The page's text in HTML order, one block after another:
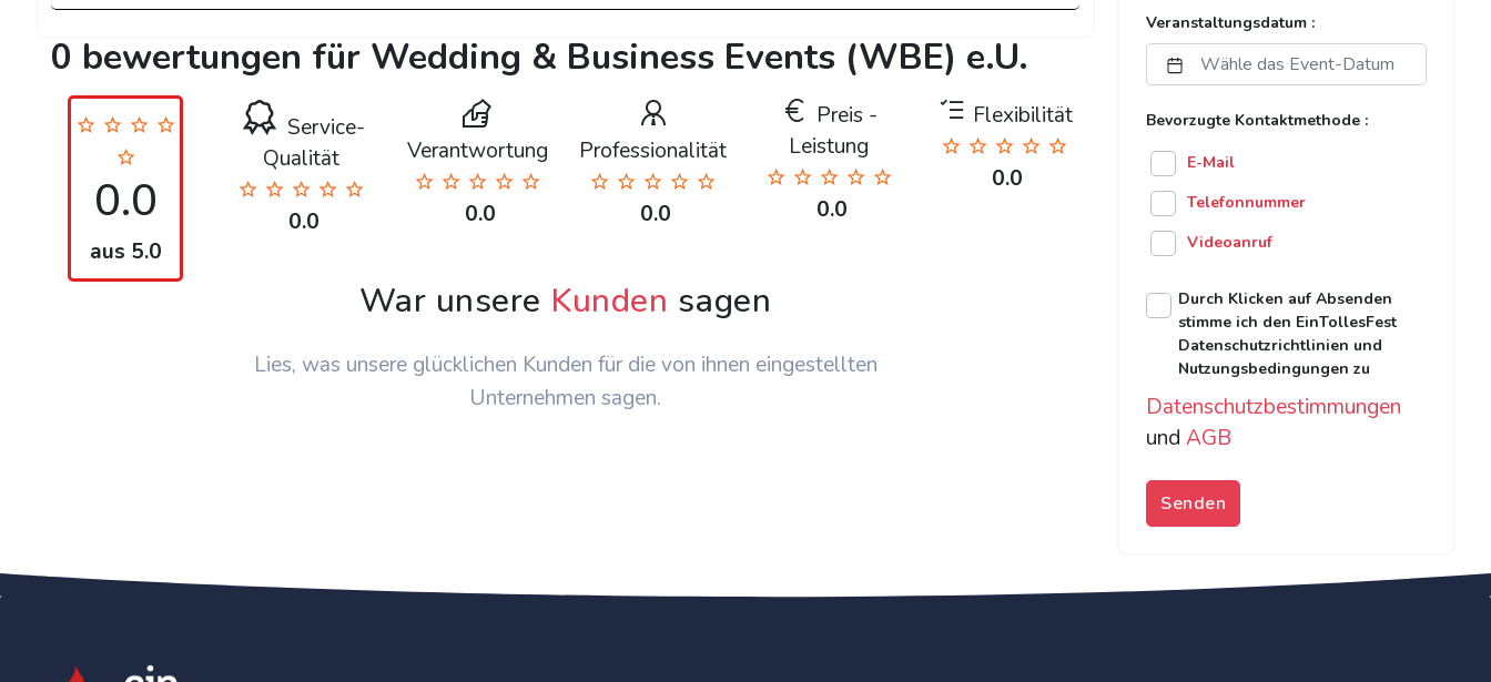
0 bewertungen für Wedding & Business Events (WBE) e.U.
0.0
aus 5.0
Service-
Qualität
0.0
Verantwortung
0.0
Professionalität
0.0
Preis -
Leistung
0.0
Flexibilität
0.0
War unsere Kunden sagen
Lies, was unsere glücklichen Kunden für die von ihnen eingestellten
Unternehmen sagen.
Veranstaltungsdatum :
Bevorzugte Kontaktmethode :
E-Mail
Telefonnummer
Videoanruf
Durch Klicken auf Absenden
stimme ich den EinTollesFest
Datenschutzrichtlinien und
Nutzungsbedingungen zu
Datenschutzbestimmungen
und AGB
Senden